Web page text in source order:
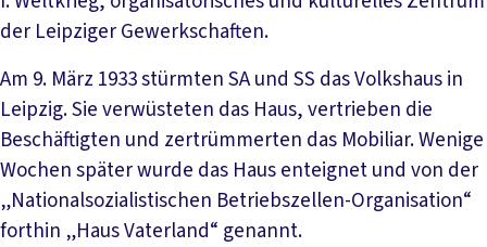
der Leipziger Gewerkschaften.
Am 9. März 1933 stürmten SA und SS das Volkshaus in
Leipzig. Sie verwüsteten das Haus, vertrieben die
Beschäftigten und zertrümmerten das Mobiliar. Wenige
Wochen später wurde das Haus enteignet und von der
„Nationalsozialistischen Betriebszellen-Organisation“
forthin „Haus Vaterland“ genannt.